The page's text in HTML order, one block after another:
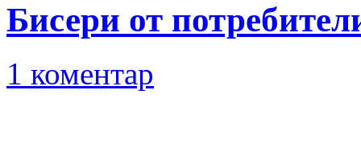
Бисери от
1 коментар